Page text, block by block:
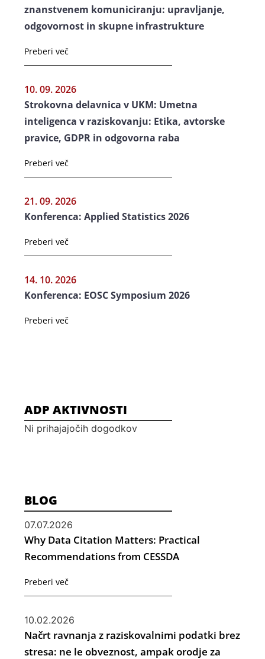
znanstvenem komuniciranju: upravljanje,
odgovornost in skupne infrastrukture
Preberi več
10. 09. 2026
Strokovna delavnica v UKM: Umetna
inteligenca v raziskovanju: Etika, avtorske
pravice, GDPR in odgovorna raba
Preberi več
21. 09. 2026
Konferenca: Applied Statistics 2026
Preberi več
14. 10. 2026
Konferenca: EOSC Symposium 2026
Preberi več
ADP AKTIVNOSTI
Ni prihajajočih dogodkov
BLOG
07.07.2026
Why Data Citation Matters: Practical
Recommendations from CESSDA
Preberi več
10.02.2026
Načrt ravnanja z raziskovalnimi podatki brez
stresa: ne le obveznost, ampak orodje za